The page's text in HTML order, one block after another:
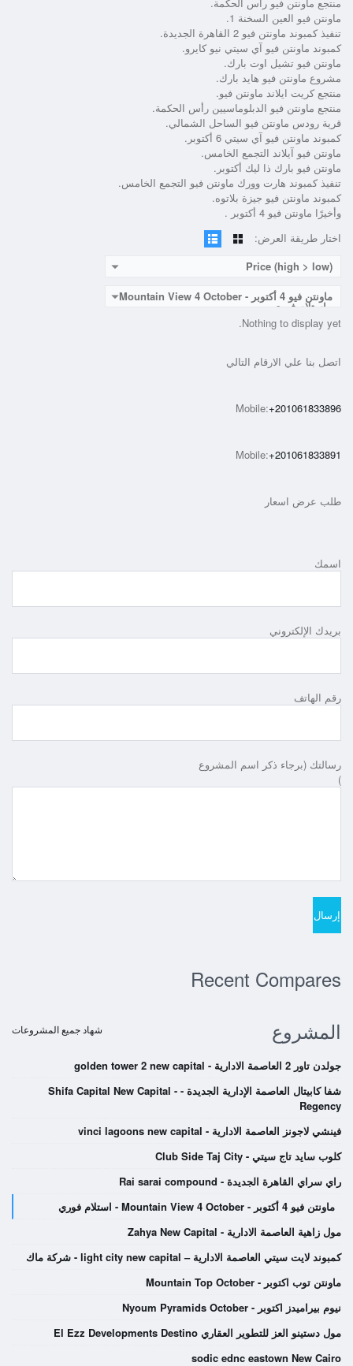
ماونتن فيو العين السخنة 1.
تنفيذ كمبوند ماونتن فيو 2 القاهرة الجديدة.
كمبوند ماونتن فيو آي سيتي نيو كايرو.
ماونتن فيو تشيل اوت بارك.
مشروع ماونتن فيو هايد بارك.
منتجع كريت ايلاند ماونتن فيو.
منتجع ماونتن فيو الدبلوماسيين رأس الحكمة.
قرية رودس ماونتن فيو الساحل الشمالي.
كمبوند ماونتن فيو آي سيتي 6 أكتوبر.
ماونتن فيو آيلاند التجمع الخامس.
ماونتن فيو بارك ذا ليك أكتوبر.
تنفيذ كمبوند هارت وورك ماونتن فيو التجمع الخامس.
كمبوند ماونتن فيو جيزة بلاتوه.
وأخيرًا ماونتن فيو 4 أكتوبر .
اختار طريقة العرض:
Price (high > low)
ماونتن فيو 4 أكتوبر - Mountain View 4 October
- استلام فوري
Nothing to display yet.
اتصل بنا علي الارقام التالي
Mobile:+201061833896
Mobile:+201061833891
طلب عرض اسعار
اسمك
بريدك الإلكتروني
رقم الهاتف
رسالتك (برجاء ذكر اسم المشروع
)
Recent Compares
المشروع
شهاد جميع المشروعات
جولدن تاور 2 العاصمة الادارية - golden tower 2 new capital
شفا كابيتال العاصمة الإدارية الجديدة - Shifa Capital New Capital -
Regency
فينشي لاجونز العاصمة الادارية - vinci lagoons new capital
كلوب سايد تاج سيتي - Club Side Taj City
راي سراي القاهرة الجديدة - Rai sarai compound
ماونتن فيو 4 أكتوبر - Mountain View 4 October - استلام فوري
مول زاهية العاصمة الادارية - Zahya New Capital
كمبوند لايت سيتي العاصمة الادارية – light city new capital - شركة ماك
ماونتن توب اكتوبر - Mountain Top October
نيوم بيراميدز اكتوبر - Nyoum Pyramids October
مول دستينو العز للتطوير العقاري El Ezz Developments Destino
sodic ednc eastown New Cairo